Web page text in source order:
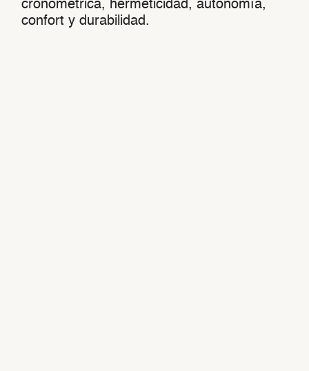
cronométrica, hermeticidad, autonomía,
confort y durabilidad.